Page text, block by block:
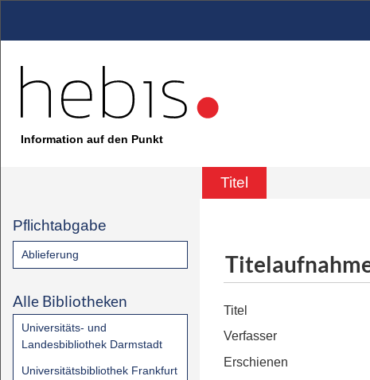
Information auf den Punkt
Titel
Pflichtabgabe
Ablieferung
Alle Bibliotheken
Universitäts- und
Landesbibliothek Darmstadt
Universitätsbibliothek Frankfurt
Titel
Verfasser
Erschienen